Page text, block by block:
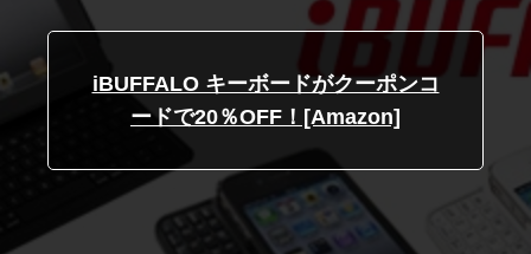
iBUFFALO キーボードがクーポンコ
ードで20％OFF！[Amazon]